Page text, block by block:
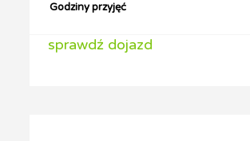
Godziny przyjęć
sprawdź dojazd